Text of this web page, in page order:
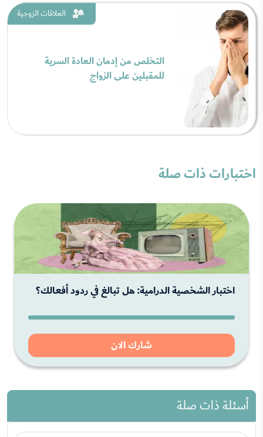
العلاقات الزوجية
التخلص من إدمان العادة السرية
للمقبلين على الزواج
اختبارات ذات صلة
اختبار الشخصية الدرامية: هل تبالغ في ردود أفعالك؟
شارك الان
أسئلة ذات صلة